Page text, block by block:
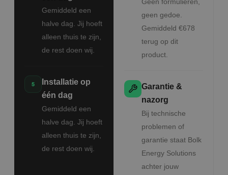
Gemiddeld een
halve dag. Jij hoeft
alleen thuis te zijn,
de rest doen wij.
Installatie op
één dag
Gemiddeld een
halve dag. Jij hoeft
alleen thuis te zijn,
de rest doen wij.
Geen formulieren,
geen gedoe.
Gemiddeld €678
terug op dit
product.
Garantie &
nazorg
Bij technische
problemen of
garantie staat Bolk
Energy Solutions
achter jouw